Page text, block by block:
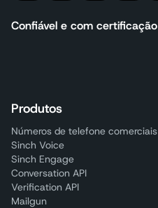
Confiável e com certificação
Produtos
Números de telefone comerciais
Sinch Voice
Sinch Engage
Conversation API
Verification API
Mailgun